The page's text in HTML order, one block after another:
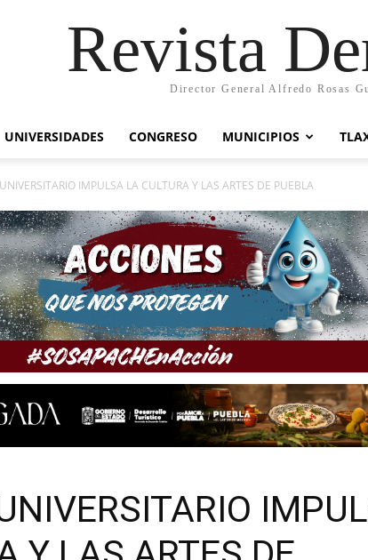
Revista
Director General Alfredo Rosas
UNIVERSIDADES CONGRESO MUNICIPIOS
IMPULSA LA CULTURA Y LAS ARTES DE PUEBLA